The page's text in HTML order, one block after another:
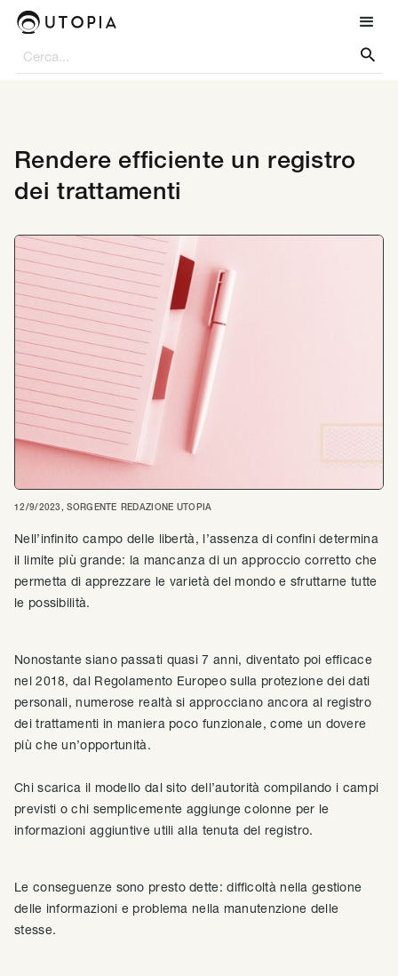

Rendere efficiente un registro
dei trattamenti
12/9/2023, SORGENTE REDAZIONE UTOPIA
Nell’infinito campo delle libertà, l’assenza di confini determina
il limite più grande: la mancanza di un approccio corretto che
permetta di apprezzare le varietà del mondo e sfruttarne tutte
le possibilità.
Nonostante siano passati quasi 7 anni, diventato poi efficace
nel 2018, dal Regolamento Europeo sulla protezione dei dati
personali, numerose realtà si approcciano ancora al registro
dei trattamenti in maniera poco funzionale, come un dovere
più che un’opportunità.
Chi scarica il modello dal sito dell’autorità compilando i campi
previsti o chi semplicemente aggiunge colonne per le
informazioni aggiuntive utili alla tenuta del registro.
Le conseguenze sono presto dette: difficoltà nella gestione
delle informazioni e problema nella manutenzione delle
stesse.